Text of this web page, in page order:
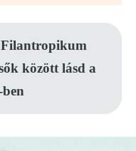
között lásd a